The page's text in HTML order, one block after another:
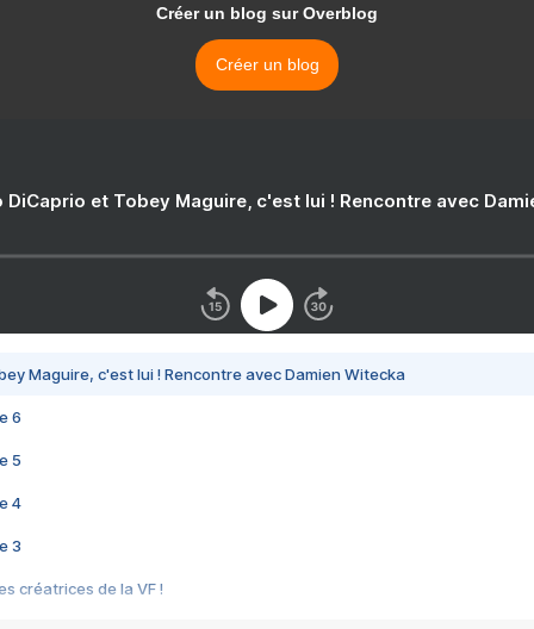
Créer un blog sur Overblog
Créer un blog
DiCaprio et Tobey Maguire, c'est lui ! Rencontre avec
Maguire, c'est lui ! Rencontre avec Damien Witecka
6
5
4
3
créatrices de la VF !